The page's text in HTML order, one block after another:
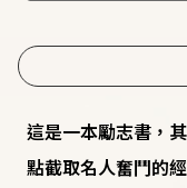
這是一本勵志書，
點截取名人奮鬥的